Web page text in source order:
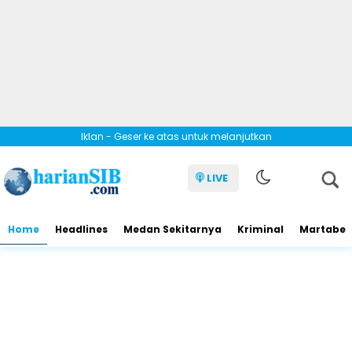
Iklan - Geser ke atas untuk melanjutkan
LIVE
Home Headlines Medan Sekitarnya Kriminal Martabe